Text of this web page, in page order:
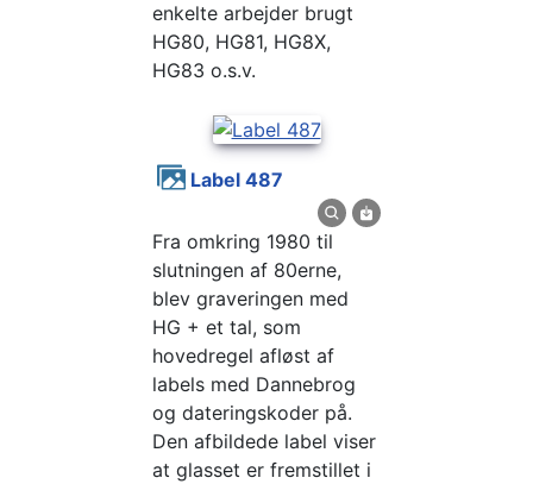
enkelte arbejder brugt
HG80, HG81, HG8X,
HG83 o.s.v.
Label 487
Fra omkring 1980 til
slutningen af 80erne,
blev graveringen med
HG + et tal, som
hovedregel afløst af
labels med Dannebrog
og dateringskoder på.
Den afbildede label viser
at glasset er fremstillet i